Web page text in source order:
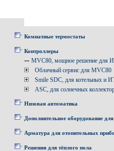
Комнатные термостаты
Контроллеры
-- MVC80, мощное решение для
Облачный сервис для MVC80
Smile SDC, для котельных и
ASC, для солнечных
Низовая автоматика
Дополнительное оборудование
Арматура для отопительных
Решения для тёплого пола